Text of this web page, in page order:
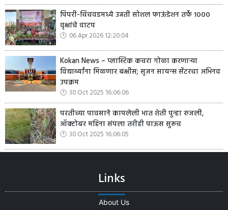
पिंपरी-चिंचवडमध्ये उन्नती सोशल फाऊंडेशन तर्फे १०००
वृक्षांचे वाटप
06 Apr 2026 12:20:04
Kokan News – प्लास्टिक कचरा गोळा करणाऱ्या
विद्यार्थ्यांना मिळणार बक्षीस; सृजन सायन्स सेंटरचा अभिनव
उपक्रम
30 Oct 2025 16:06:06
परतीच्या पावसाने कापलेली भात शेती पुन्हा रुजली,
ऑक्टोबर महिना संपला तरीही पाऊस सुरूच
30 Oct 2025 16:06:05
Links
About Us